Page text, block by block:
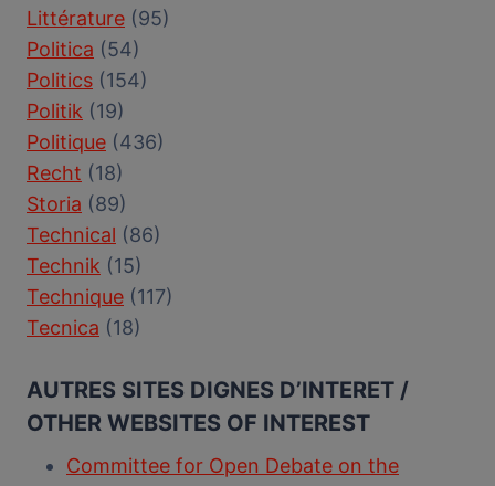
Littérature (95)
Politica (54)
Politics (154)
Politik (19)
Politique (436)
Recht (18)
Storia (89)
Technical (86)
Technik (15)
Technique (117)
Tecnica (18)
AUTRES SITES DIGNES D’INTERET /
OTHER WEBSITES OF INTEREST
Committee for Open Debate on the